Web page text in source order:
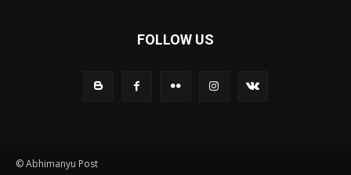
FOLLOW US
© Abhimanyu Post